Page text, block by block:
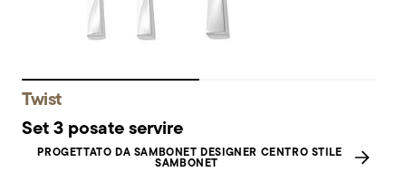
Twist
Set 3 posate servire
PROGETTATO DA SAMBONET DESIGNER CENTRO STILE
SAMBONET